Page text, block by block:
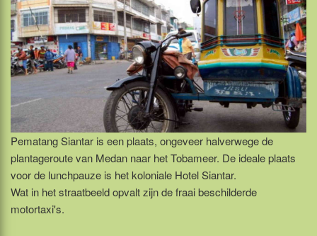
Pematang Siantar is een plaats, ongeveer halverwege de
plantageroute van Medan naar het Tobameer. De ideale plaats
voor de lunchpauze is het koloniale Hotel Siantar.
Wat in het straatbeeld opvalt zijn de fraai beschilderde
motortaxi's.